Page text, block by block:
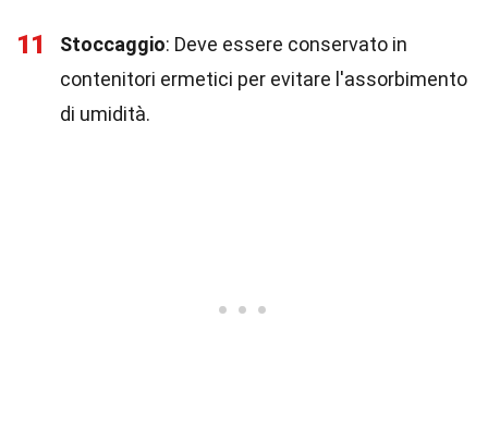
11 Stoccaggio: Deve essere conservato in
contenitori ermetici per evitare l'assorbimento
di umidità.